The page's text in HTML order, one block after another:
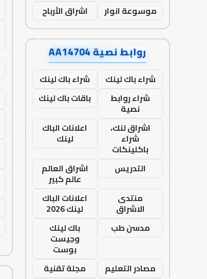
موسوعة انوار
اشراق الأرباح
روابط نصية AA14704
شراء باك لينك
شراء باك لينك
شراء روابط
نصية
باقات باك لينك
اشراق لنك،
شراء
باكلينكات
اعلانات الباك
لينك
التدريس
اشراق العالم
عالم كبير
منتدى
الاشراق
اعلانات الباك
لينك 2026
مدسن طب
باك لينك
وجيست
بوست
مصادر التعليم
مجلة تقنية